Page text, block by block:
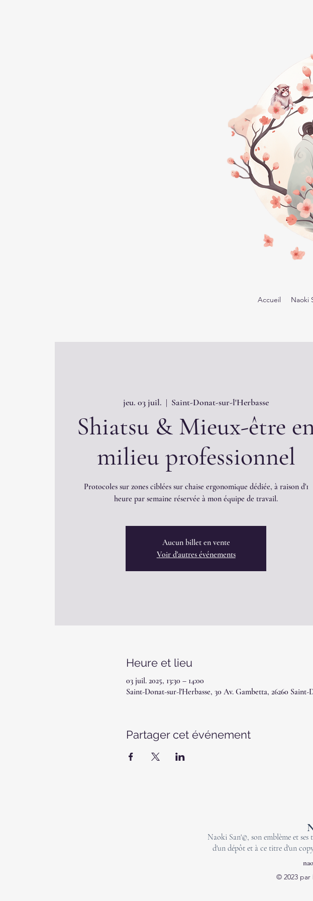
Accueil Naoki
jeu. 03 juil.
  |
Saint-Donat-sur-l'Herbasse
Shiatsu & Mieux-être
milieu professionnel
Protocoles sur zones ciblées sur chaise ergonomique dédiée, à raison d'1
heure par semaine réservée à mon équipe de travail.
Aucun billet en vente
Voir d'autres événements
Heure et lieu
03 juil. 2025, 13:30 – 14:00
Saint-Donat-sur-l'Herbasse, 30 Av. Gambetta, 26260 Saint-
Partager cet événement
Naoki San'©, son emblème et
d'un dépôt et à ce titre d'un
© 2023 par